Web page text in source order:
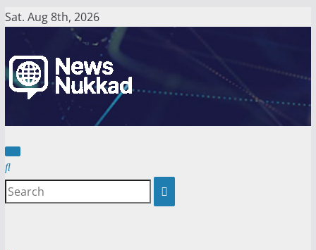
Skip
content
Sat. Aug 8th, 2026